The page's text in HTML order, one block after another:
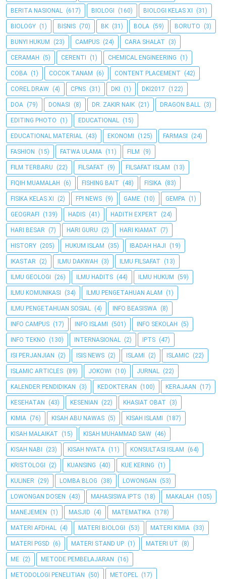
BERITA NASIONAL (617) BIOLOGI (160) BIOLOGI KELAS XI (31)
BIOLOGY (1) BISNIS (70) BK (31) BOLA (59) BORUTO (3)
BUNYI HUKUM (23) CAMPUS (24) CARA SHALAT (3)
CERAMAH (5) CERENTI (1) CHEMICAL ENGINEERING (1)
COBA (1) COCOK TANAM (6) CONTENT PLACEMENT (42)
COREL DRAW (4) CPNS (31) DKI (1) DKI2017 (122)
DOA (79) DONASI (8) DR. ZAKIR NAIK (21) DRAGON BALL (3)
EDITING PHOTO (1) EDUCATIONAL (15)
EDUCATIONAL MATERIAL (43) EKONOMI (125) FARMASI (24)
FASHION (15) FATWA ULAMA (11) FILM (9)
FILM TERBARU (22) FILSAFAT (9) FILSAFAT ISLAM (13)
FIQIH MUAMALAH (6) FISHING BAIT (48) FISIKA (83)
FISIKA KELAS XI (2) FPI NEWS (9) GAME (10) GEMPA (1)
GEOGRAFI (139) HADIS (41) HADITH EXPERT (24)
HARI BESAR (7) HARI GURU (2) HARI KIAMAT (7)
HISTORY (205) HUKUM ISLAM (35) IBADAH HAJI (19)
IKASTAR (2) ILMU DAKWAH (3) ILMU FILSAFAT (13)
ILMU GEOLOGI (26) ILMU HADITS (44) ILMU HUKUM (59)
ILMU KOMUNIKASI (34) ILMU PENGETAHUAN ALAM (1)
ILMU PENGETAHUAN SOSIAL (4) INFO BEASISWA (8)
INFO CAMPUS (17) INFO ISLAMI (501) INFO SEKOLAH (5)
INFO TEKNO (130) INTERNASIONAL (2) IPTS (47)
ISI PERJANJIAN (2) ISIS NEWS (2) ISLAMI (2) ISLAMIC (22)
ISLAMIC ARTICLES (89) JOKOWI (10) JURNAL (22)
KALENDER PENDIDIKAN (3) KEDOKTERAN (100) KERAJAAN (17)
KESEHATAN (43) KESENIAN (22) KHASIAT OBAT (3)
KIMIA (76) KISAH ABU NAWAS (5) KISAH ISLAMI (187)
KISAH MALAIKAT (15) KISAH MUHAMMAD SAW (46)
KISAH NABI (23) KISAH NYATA (11) KONSULTASI ISLAM (64)
KRISTOLOGI (2) KUANSING (40) KUE KERING (1)
KULINER (29) LOMBA BLOG (38) LOWONGAN (53)
LOWONGAN DOSEN (43) MAHASISWA IPTS (18) MAKALAH (105)
MANEJEMEN (1) MASJID (4) MATEMATIKA (178)
MATERI AFDHAL (4) MATERI BIOLOGI (53) MATERI KIMIA (33)
MATERI PGSD (6) MATERI STAND UP (1) MATERI UT (8)
ME (2) METODE PEMBELAJARAN (16)
METODOLOGI PENELITIAN (50) METOPEL (17)